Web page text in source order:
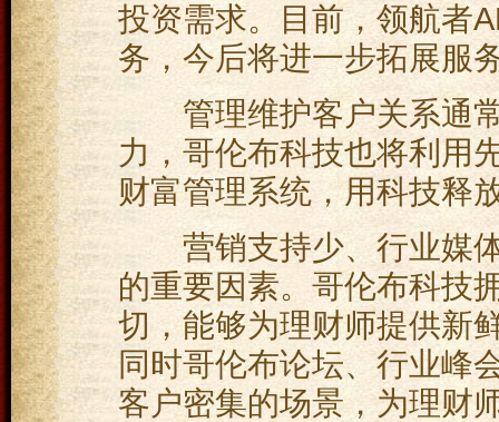
投资需求。目前，领航者
务，今后将进一步拓展服
管理维护客户关系通常
力，哥伦布科技也将利用
财富管理系统，用科技释
营销支持少、行业媒体
的重要因素。哥伦布科技
切，能够为理财师提供新
同时哥伦布论坛、行业峰
客户密集的场景，为理财